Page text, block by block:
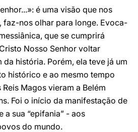
é uma visão que nos
faz-nos olhar para longe. Evoca-
que se cumprirá
Nosso Senhor voltar
história. Porém, ela teve já um
histórico e ao mesmo tempo
Magos vieram a Belém
Foi o início da manifestação de
a sua “epifania” - aos
do mundo.